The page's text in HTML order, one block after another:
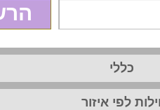
כללי
וילות לפי איזור